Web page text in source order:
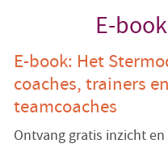
E-
E-book: Het
coaches, trainers en
teamcoaches
Ontvang gratis inzicht